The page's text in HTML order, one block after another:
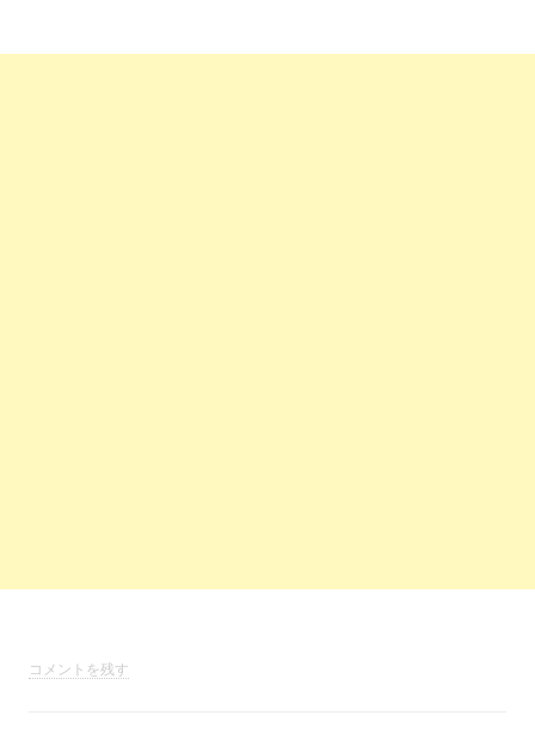
コメントを残す